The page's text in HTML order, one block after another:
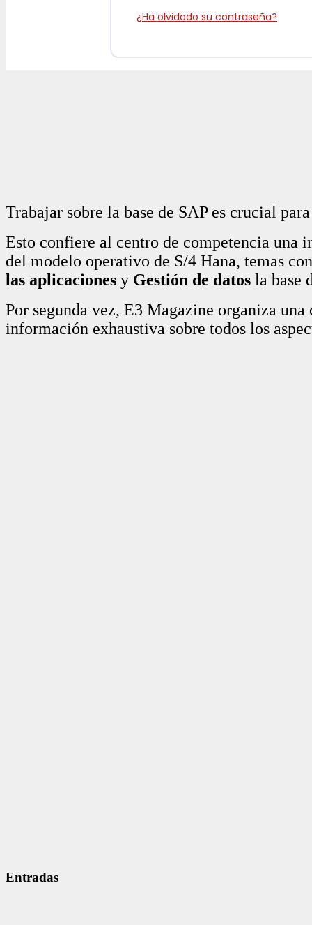
¿Ha olvidado su contraseña?
Trabajar sobre la base de SAP es crucial
Esto confiere al centro de competencia una
del modelo operativo de S/4 Hana, temas
las aplicaciones y Gestión de datos la base
Por segunda vez, E3 Magazine organiza
información exhaustiva sobre todos los
Entradas